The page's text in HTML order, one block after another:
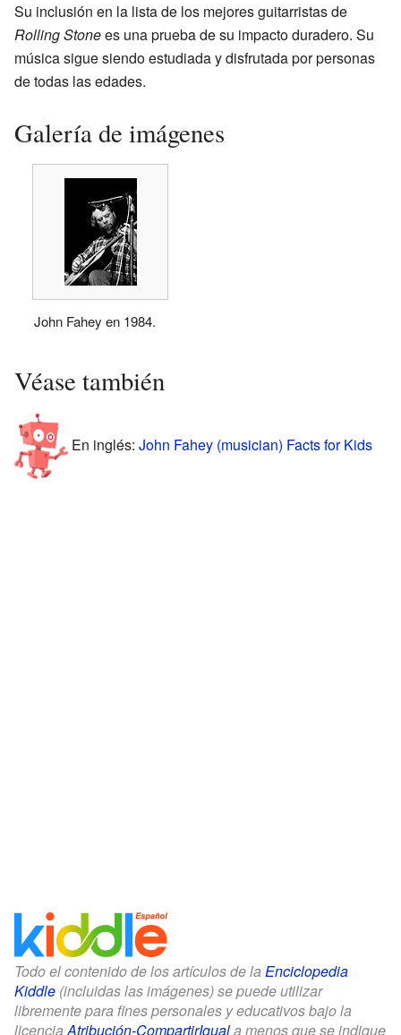
Su inclusión en la lista de los mejores guitarristas de
Rolling Stonees una prueba de su impacto duradero. Su
música sigue siendo estudiada y disfrutada por personas
de todas las edades.
Galería de imágenes
John Fahey en 1984.
Véase también
En inglés: John Fahey (musician) Facts for Kids
Todo el contenido de los artículos de la Enciclopedia
Kiddle (incluidas las imágenes) se puede utilizar
libremente para fines personales y educativos bajo la
licencia Atribución-CompartirIguala menos que se indique